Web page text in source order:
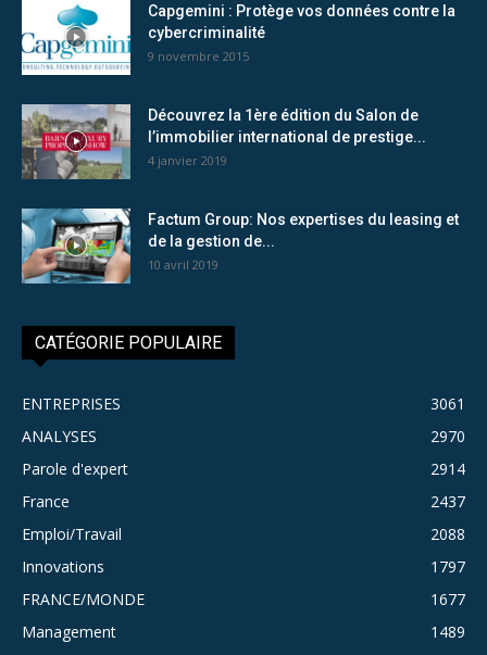
Capgemini : Protège vos données contre la
cybercriminalité
9 novembre 2015
Découvrez la 1ère édition du Salon de
l’immobilier international de prestige...
4 janvier 2019
Factum Group: Nos expertises du leasing et
de la gestion de...
10 avril 2019
CATÉGORIE POPULAIRE
ENTREPRISES
3061
ANALYSES
2970
Parole d'expert
2914
France
2437
Emploi/Travail
2088
Innovations
1797
FRANCE/MONDE
1677
Management
1489